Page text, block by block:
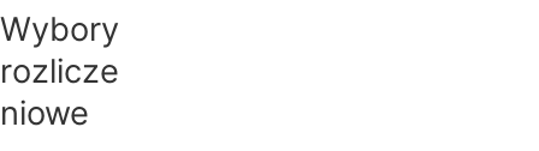
Wybory
rozlicze
niowe